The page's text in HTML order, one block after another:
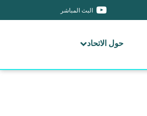
البث المباشر
حول الاتحاد